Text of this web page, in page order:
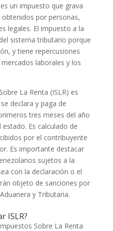
un impuesto que grava
por personas,
legales. El impuesto a la
sistema tributario porque
y tiene repercusiones
laborales y los
La Renta (ISLR) es
declara y paga de
tres meses del año
Es calculado de
por el contribuyente
Es importante destacar
sujetos a la
con la declaración o el
objeto de sanciones por
y Tributaria.
ISLR?
Sobre La Renta